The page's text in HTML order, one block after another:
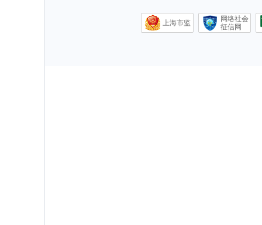
上海市监
网络社会
征信网